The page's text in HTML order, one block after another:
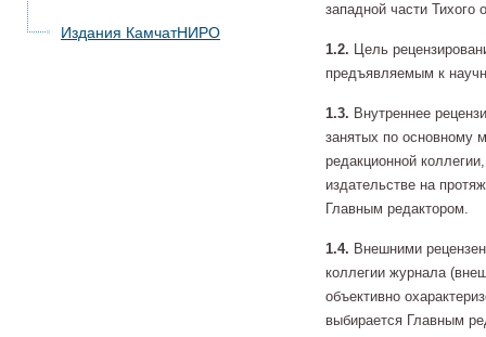
Издания КамчатНИРО
западной части
1.2. Цель
предъявляемым к
1.3. Внутреннее
занятых по основному
редакционной
издательстве на
Главным редактором.
1.4. Внешними
коллегии журнала
объективно
выбирается Главным